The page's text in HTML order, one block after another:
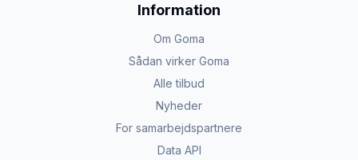
Information
Om Goma
Sådan virker Goma
Alle tilbud
Nyheder
For samarbejdspartnere
Data API